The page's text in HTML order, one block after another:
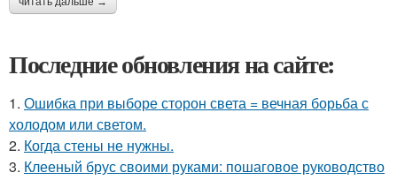
Последние обновления на сайте:
1. Ошибка при выборе сторон света = вечная борьба с
холодом или светом.
2. Когда стены не нужны.
3. Клееный брус своими руками: пошаговое руководство